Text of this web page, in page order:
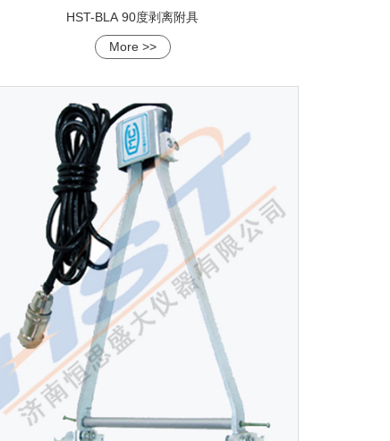
HST-BLA 90度剥离附具
More >>